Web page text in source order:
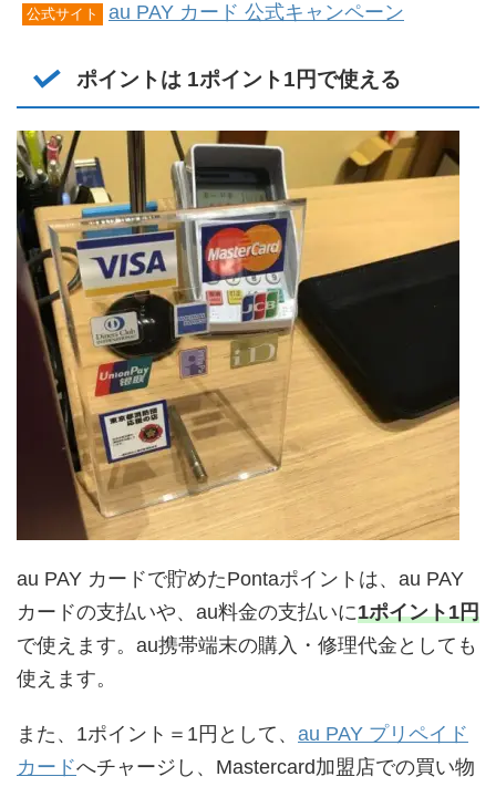
公式サイト au PAY カード 公式キャンペーン
ポイントは 1ポイント1円で使える
au PAY カードで貯めたPontaポイントは、au PAY
カードの支払いや、au料金の支払いに1ポイント1円
で使えます。au携帯端末の購入・修理代金としても
使えます。
また、1ポイント＝1円として、 au PAY プリペイド
カードへチャージし、Mastercard加盟店での買い物